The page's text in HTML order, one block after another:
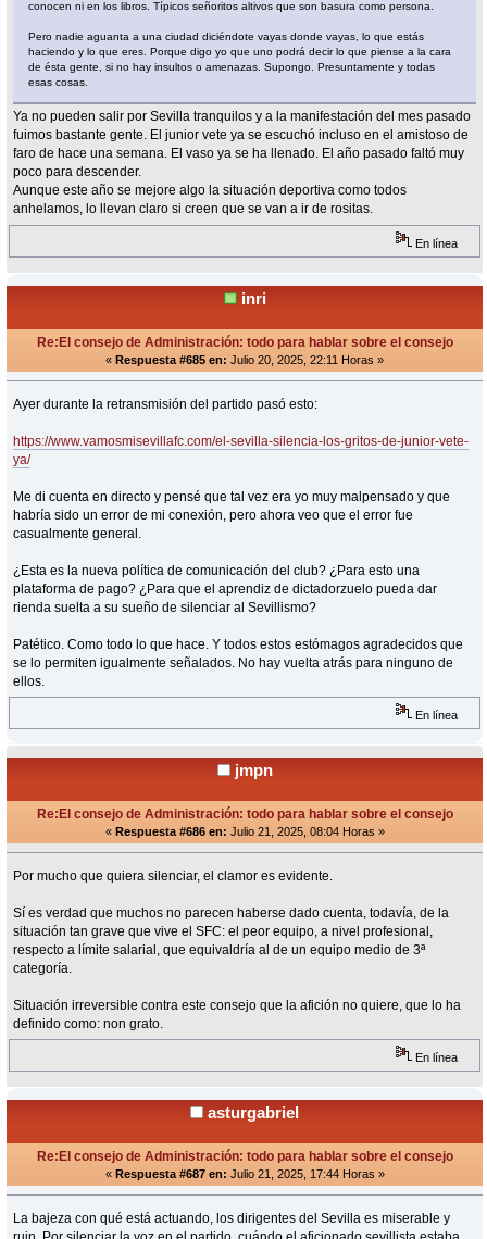
conocen ni en los libros. Típicos señoritos altivos que son basura como persona.
Pero nadie aguanta a una ciudad diciéndote vayas donde vayas, lo que estás
haciendo y lo que eres. Porque digo yo que uno podrá decir lo que piense a la cara
de ésta gente, si no hay insultos o amenazas. Supongo. Presuntamente y todas
esas cosas.
Ya no pueden salir por Sevilla tranquilos y a la manifestación del mes pasado
fuimos bastante gente. El junior vete ya se escuchó incluso en el amistoso de
faro de hace una semana. El vaso ya se ha llenado. El año pasado faltó muy
poco para descender.
Aunque este año se mejore algo la situación deportiva como todos
anhelamos, lo llevan claro si creen que se van a ir de rositas.
En línea
inri
Re:El consejo de Administración: todo para hablar sobre el consejo
« Respuesta #685 en: Julio 20, 2025, 22:11 Horas »
Ayer durante la retransmisión del partido pasó esto:
https://www.vamosmisevillafc.com/el-sevilla-silencia-los-gritos-de-junior-vete-
ya/
Me di cuenta en directo y pensé que tal vez era yo muy malpensado y que
habría sido un error de mi conexión, pero ahora veo que el error fue
casualmente general.
¿Esta es la nueva política de comunicación del club? ¿Para esto una
plataforma de pago? ¿Para que el aprendiz de dictadorzuelo pueda dar
rienda suelta a su sueño de silenciar al Sevillismo?
Patético. Como todo lo que hace. Y todos estos estómagos agradecidos que
se lo permiten igualmente señalados. No hay vuelta atrás para ninguno de
ellos.
En línea
jmpn
Re:El consejo de Administración: todo para hablar sobre el consejo
« Respuesta #686 en: Julio 21, 2025, 08:04 Horas »
Por mucho que quiera silenciar, el clamor es evidente.
Sí es verdad que muchos no parecen haberse dado cuenta, todavía, de la
situación tan grave que vive el SFC: el peor equipo, a nivel profesional,
respecto a límite salarial, que equivaldría al de un equipo medio de 3ª
categoría.
Situación irreversible contra este consejo que la afición no quiere, que lo ha
definido como: non grato.
En línea
asturgabriel
Re:El consejo de Administración: todo para hablar sobre el consejo
« Respuesta #687 en: Julio 21, 2025, 17:44 Horas »
La bajeza con qué está actuando, los dirigentes del Sevilla es miserable y